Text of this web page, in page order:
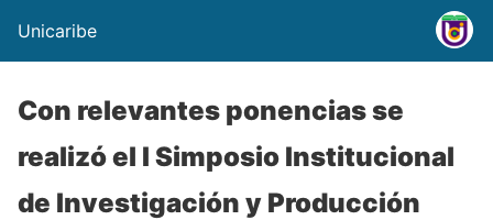
Unicaribe
Con relevantes ponencias se
realizó el I Simposio Institucional
de Investigación y Producción